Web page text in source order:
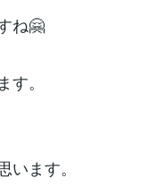
ね🤗
。
ます。